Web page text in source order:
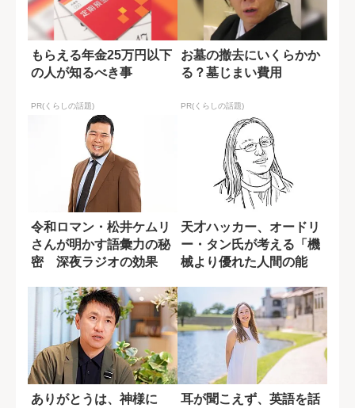
もらえる年金25万円以下
の人が知るべき事
PR(くらしの話題)
お墓の撤去にいくらかか
る？墓じまい費用
PR(くらしの話題)
令和ロマン・松井ケムリ
さんが明かす語彙力の秘
密 深夜ラジオの効果
天才ハッカー、オードリ
ー・タン氏が考える「機
械より優れた人間の能
ありがとうは、神様に
耳が聞こえず、英語を話